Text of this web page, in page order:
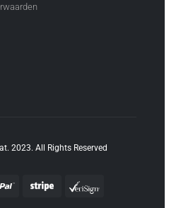
2023. All Rights Reserved